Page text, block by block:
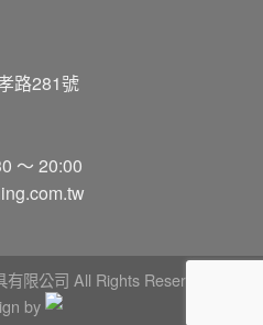
路281號
～ 20:00
限公司 All Rights Reserved.
by